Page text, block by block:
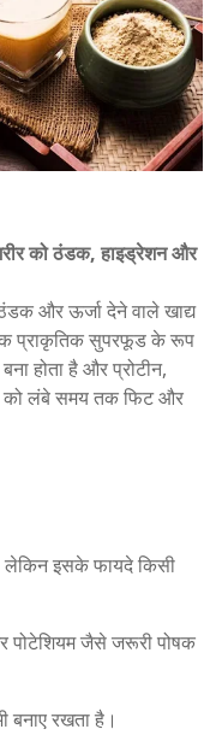
को ठंडक, हाइड्रेशन और
और ऊर्जा देने वाले खाद्य
प्राकृतिक सुपरफूड के रूप
होता है और प्रोटीन,
को लंबे समय तक फिट और
लेकिन इसके फायदे किसी
पोटेशियम जैसे जरूरी पोषक
बनाए रखता है।